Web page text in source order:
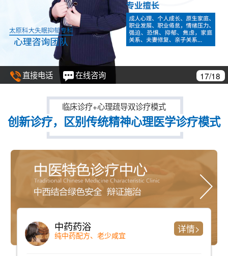
直接电话 在线咨询 18/18
临床诊疗+心理疏导双诊疗模式
创新诊疗，区别传统精神心理医学诊疗模式
仪器检测
检测时间短、准确率高且全面
详情>